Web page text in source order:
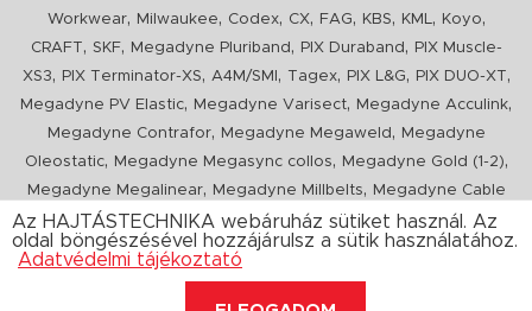
Workwear, Milwaukee, Codex, CX, FAG, KBS, KML, Koyo,
CRAFT, SKF, Megadyne Pluriband , PIX Duraband ,
PIX Muscle-
XS3, PIX Terminator-XS, A4M/SMI , Tagex, PIX L&G, PIX DUO-XT,
Megadyne PV Elastic, Megadyne Varisect, Megadyne Acculink,
Megadyne Contrafor, Megadyne Megaweld ,
Megadyne
Oleostatic, Megadyne Megasync collos, Megadyne Gold (1-2),
Megadyne Megalinear, Megadyne Millbelts,
Megadyne Cable
Pull, PIX X'Ceed,Megadyne Pull Down, Optibelt VB,Mitsuboshi
ConCar,Megadyne Megarib ,PIX HARVESTER,Urgent
Az HAJTÁSTECHNIKA webáruház sütiket használ. Az
oldal böngészésével hozzájárulsz a sütik használatához.
Adatvédelmi tájékoztató